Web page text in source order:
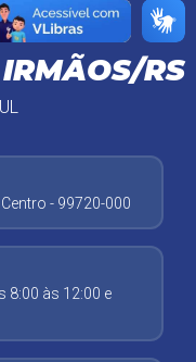
RS
- 99720-000
8:00 às 12:00 e